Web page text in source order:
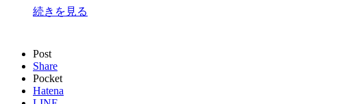
続きを見る
Post
Share
Pocket
Hatena